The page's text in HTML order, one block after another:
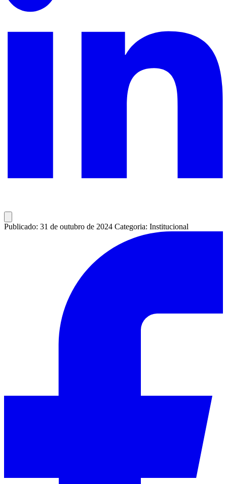
Publicado: 31 de outubro de 2024 Categoria: Institucional